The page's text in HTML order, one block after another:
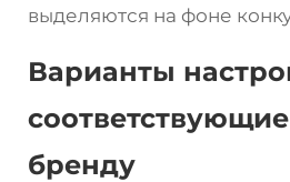
выделяются на фоне
Варианты
бренду